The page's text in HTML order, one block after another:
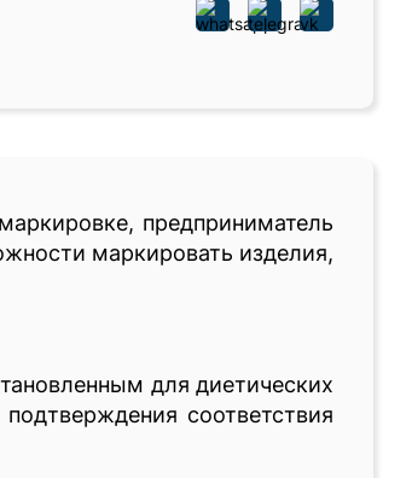
предприниматель
маркировать изделия,
для диетических
соответствия